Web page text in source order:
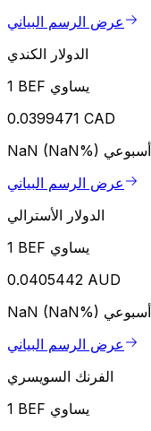
عرض الرسم البياني
الدولار الكندي
1 BEF يساوي
0.0399471 CAD
NaN (NaN%) أسبوعي
عرض الرسم البياني
الدولار الأسترالي
1 BEF يساوي
0.0405442 AUD
NaN (NaN%) أسبوعي
عرض الرسم البياني
الفرنك السويسري
1 BEF يساوي